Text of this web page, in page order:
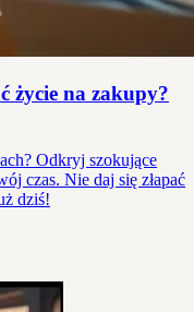
życie na zakupy?
Odkryj szokujące
czas. Nie daj się złapać
dziś!